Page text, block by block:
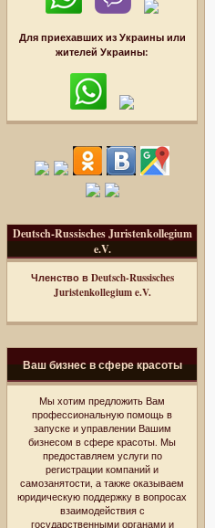
Для приехавших из Украины или
жителей Украины:
Deutsch-Russisches Juristenkollegium
e.V.
Членство в Deutsch-Russisches
Juristenkollegium e.V.
Ваш бизнес в сфере красоты
Мы хотим предложить Вам
профессиональную помощь в
запуске и управлении Вашим
бизнесом в сфере красоты. Мы
предоставляем услуги по
регистрации компаний и
самозанятости, а также оказываем
юридическую поддержку в вопросах
взаимодействия с
государственными органами и